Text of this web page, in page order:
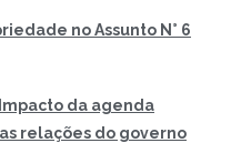
no Assunto N° 6
da agenda
relações do governo